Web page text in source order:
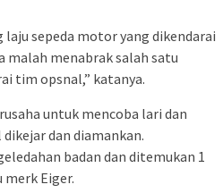
sepeda motor yang dikendarai
malah menabrak salah satu
tim opsnal,” katanya.
untuk mencoba lari dan
dan diamankan.
badan dan ditemukan 1
merk Eiger.